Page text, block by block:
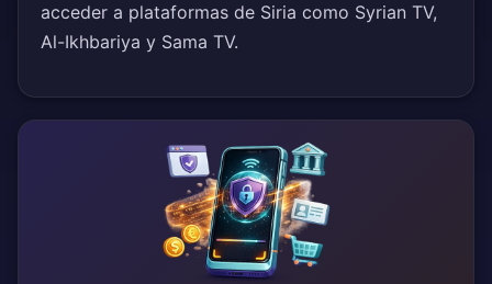
acceder a plataformas de Siria como Syrian TV,
Al-Ikhbariya y Sama TV.